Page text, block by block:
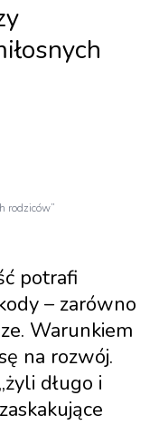
rodziców”
potrafi
– zarówno
Warunkiem
na rozwój.
długo i